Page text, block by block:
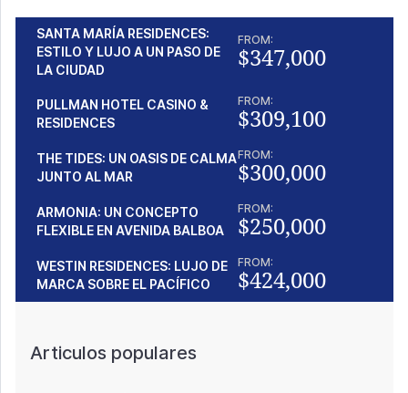
SANTA MARÍA RESIDENCES:
ESTILO Y LUJO A UN PASO DE
LA CIUDAD
FROM:
$347,000
PULLMAN HOTEL CASINO &
RESIDENCES
FROM:
$309,100
THE TIDES: UN OASIS DE CALMA
JUNTO AL MAR
FROM:
$300,000
ARMONIA: UN CONCEPTO
FLEXIBLE EN AVENIDA BALBOA
FROM:
$250,000
WESTIN RESIDENCES: LUJO DE
MARCA SOBRE EL PACÍFICO
FROM:
$424,000
Articulos populares